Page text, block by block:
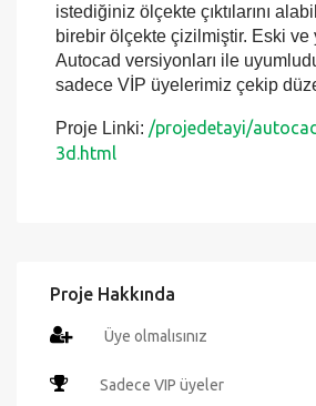
istediğiniz ölçekte çıktılarını
birebir ölçekte çizilmiştir. Eski ve
Autocad versiyonları ile
sadece VİP üyelerimiz çekip
Proje Linki: /projedetayi/
3d.html
Proje Hakkında
Üye olmalısınız
Sadece VIP üyeler